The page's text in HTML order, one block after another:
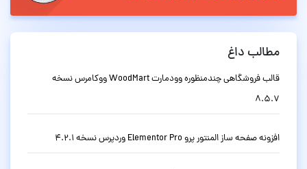
مطالب داغ
قالب فروشگاهی چندمنظوره وودمارت WoodMart ووکامرس نسخه
8.5.7
افزونه صفحه ساز المنتور پرو Elementor Pro وردپرس نسخه 4.2.1